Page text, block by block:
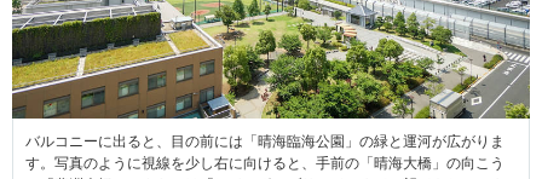
バルコニーに出ると、目の前には「晴海臨海公園」の緑と運河が広がりま
す。写真のように視線を少し右に向けると、手前の「晴海大橋」の向こう